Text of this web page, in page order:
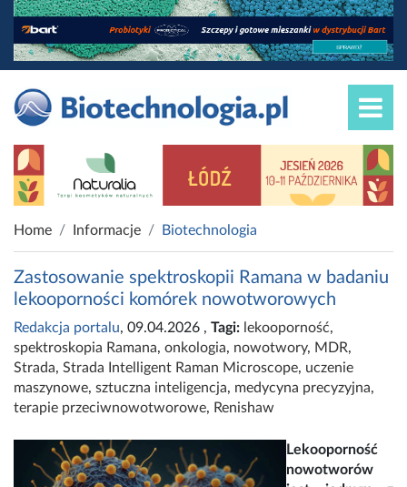
Home Informacje Biotechnologia
Zastosowanie spektroskopii Ramana w badaniu
lekooporności komórek nowotworowych
Redakcja portalu, 09.04.2026 , Tagi: lekooporność,
spektroskopia Ramana, onkologia, nowotwory, MDR,
Strada, Strada Intelligent Raman Microscope, uczenie
maszynowe, sztuczna inteligencja, medycyna precyzyjna,
terapie przeciwnowotworowe, Renishaw
Lekooporność
nowotworów